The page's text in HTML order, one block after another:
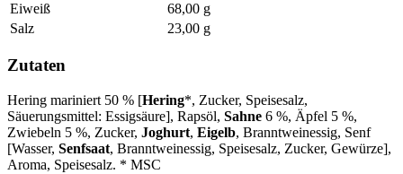
Eiweiß
68,00 g
Salz
23,00 g
Zutaten
Hering mariniert 50 % [Hering*, Zucker, Speisesalz,
Säuerungsmittel: Essigsäure], Rapsöl, Sahne 6 %, Äpfel 5 %,
Zwiebeln 5 %, Zucker, Joghurt, Eigelb, Branntweinessig, Senf
[Wasser, Senfsaat, Branntweinessig, Speisesalz, Zucker, Gewürze],
Aroma, Speisesalz. * MSC